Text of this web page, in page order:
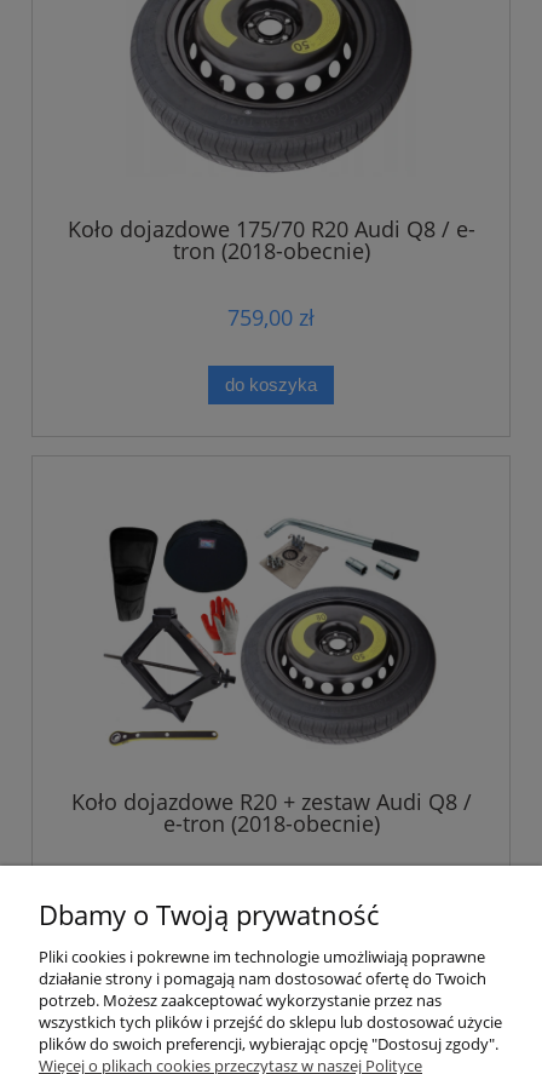
Koło dojazdowe 175/70 R20 Audi Q8 / e-
tron (2018-obecnie)
759,00 zł
do koszyka
Koło dojazdowe R20 + zestaw Audi Q8 /
e-tron (2018-obecnie)
do koszyka
Pomoc
Dbamy o Twoją prywatność
Pliki cookies i pokrewne im technologie umożliwiają poprawne
działanie strony i pomagają nam dostosować ofertę do Twoich
potrzeb. Możesz zaakceptować wykorzystanie przez nas
wszystkich tych plików i przejść do sklepu lub dostosować użycie
plików do swoich preferencji, wybierając opcję "Dostosuj zgody".
Więcej o plikach cookies przeczytasz w naszej Polityce